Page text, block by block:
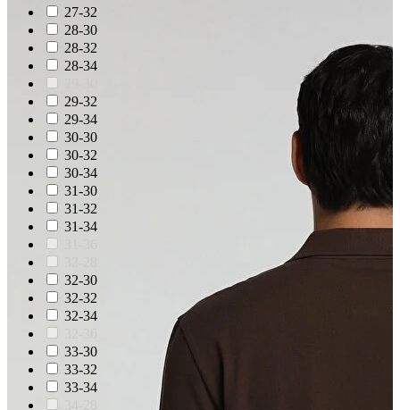
27-32
28-30
28-32
28-34
29-32
29-34
30-30
30-32
30-34
31-30
31-32
31-34
32-30
32-32
32-34
33-30
33-32
33-34